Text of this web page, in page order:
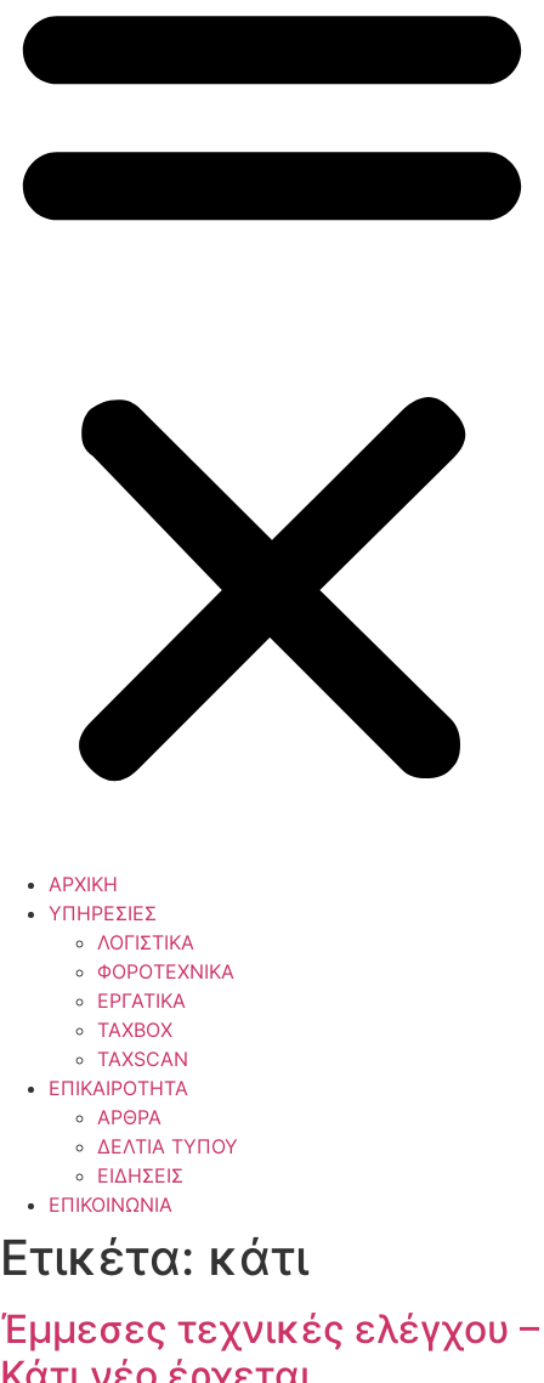
ΑΡΧΙΚΗ
ΥΠΗΡΕΣΙΕΣ
ΛΟΓΙΣΤΙΚΑ
ΦΟΡΟΤΕΧΝΙΚΑ
ΕΡΓΑΤΙΚΑ
TAXBOX
TAXSCAN
ΕΠΙΚΑΙΡΟΤΗΤΑ
ΑΡΘΡΑ
ΔΕΛΤΙΑ ΤΥΠΟΥ
ΕΙΔΗΣΕΙΣ
ΕΠΙΚΟΙΝΩΝΙΑ
Ετικέτα: κάτι
Έμμεσες τεχνικές ελέγχου –